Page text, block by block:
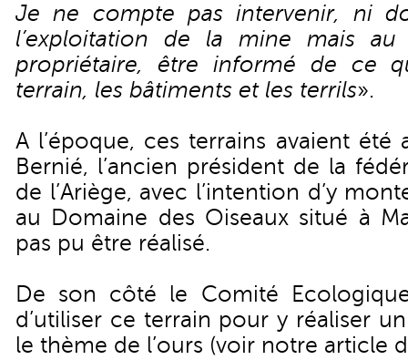
Je ne compte pas intervenir, ni
l’exploitation de la mine mais
propriétaire, être informé de ce
terrain, les bâtiments et les terrils».
A l’époque, ces terrains avaient été
Bernié, l’ancien président de la
de l’Ariège, avec l’intention d’y
au Domaine des Oiseaux situé à
pas pu être réalisé.
De son côté le Comité
d’utiliser ce terrain pour y réaliser
le thème de l’ours (voir notre article